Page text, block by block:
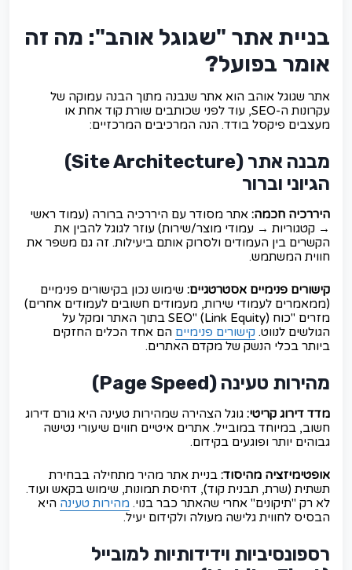
בניית אתר "שגוגל אוהב": מה זה
אומר בפועל?
אתר שגוגל אוהב הוא אתר שנבנה מתוך הבנה עמוקה של
עקרונות ה-SEO, עוד לפני שכותבים שורת קוד אחת או
מעצבים פיקסל בודד. הנה המרכיבים המרכזיים:
מבנה אתר (Site Architecture)
הגיוני וברור
היררכיה חכמה: אתר מסודר עם היררכיה ברורה (עמוד ראשי
→ קטגוריות → עמודי מוצר/שירות) עוזר לגוגל להבין את
הקשרים בין העמודים ולסרוק אותם ביעילות. זה גם משפר את
חווית המשתמש.
קישורים פנימיים אסטרטגיים: שימוש נכון בקישורים פנימיים
(ממאמרים לעמודי שירות, מעמודים חשובים לעמודים אחרים)
מזרים "כוח SEO" (Link Equity) בתוך האתר ומקל על
הגולשים לנווט. קישורים פנימיים הם אחד הכלים החזקים
ביותר בכלי הנשק של מקדם האתרים.
מהירות טעינה (Page Speed)
מדד דירוג קריטי: גוגל הצהירה שמהירות טעינה היא גורם דירוג
חשוב, במיוחד במובייל. אתרים איטיים חווים שיעורי נטישה
גבוהים יותר ופוגעים בקידום.
אופטימיזציה מהיסוד: בניית אתר מהיר מתחילה בבחירת
תשתית (שרת, תבנית קוד), דחיסת תמונות, שימוש בקאש ועוד.
לא רק "תיקונים" אחרי שהאתר כבר בנוי. מהירות טעינה היא
הבסיס לחווית גלישה מעולה ולקידום יעיל.
רספונסיביות וידידותיות למובייל